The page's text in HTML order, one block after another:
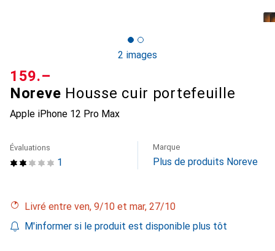
2 images
Noreve Housse cuir portefeuille
Apple iPhone 12 Pro Max
CHF
159.–
1
Évaluations Marque
Plus de produits Noreve
Livré entre ven, 9/10 et mar, 27/10
M'informer si le produit est disponible plus tôt